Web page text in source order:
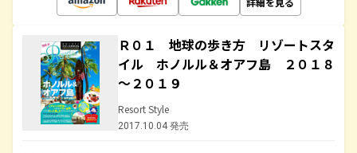
Ｒ０１ 地球の歩き方 リゾートスタ
イル ホノルル＆オアフ島 ２０１８
～２０１９
Resort Style
2017.10.04 発売